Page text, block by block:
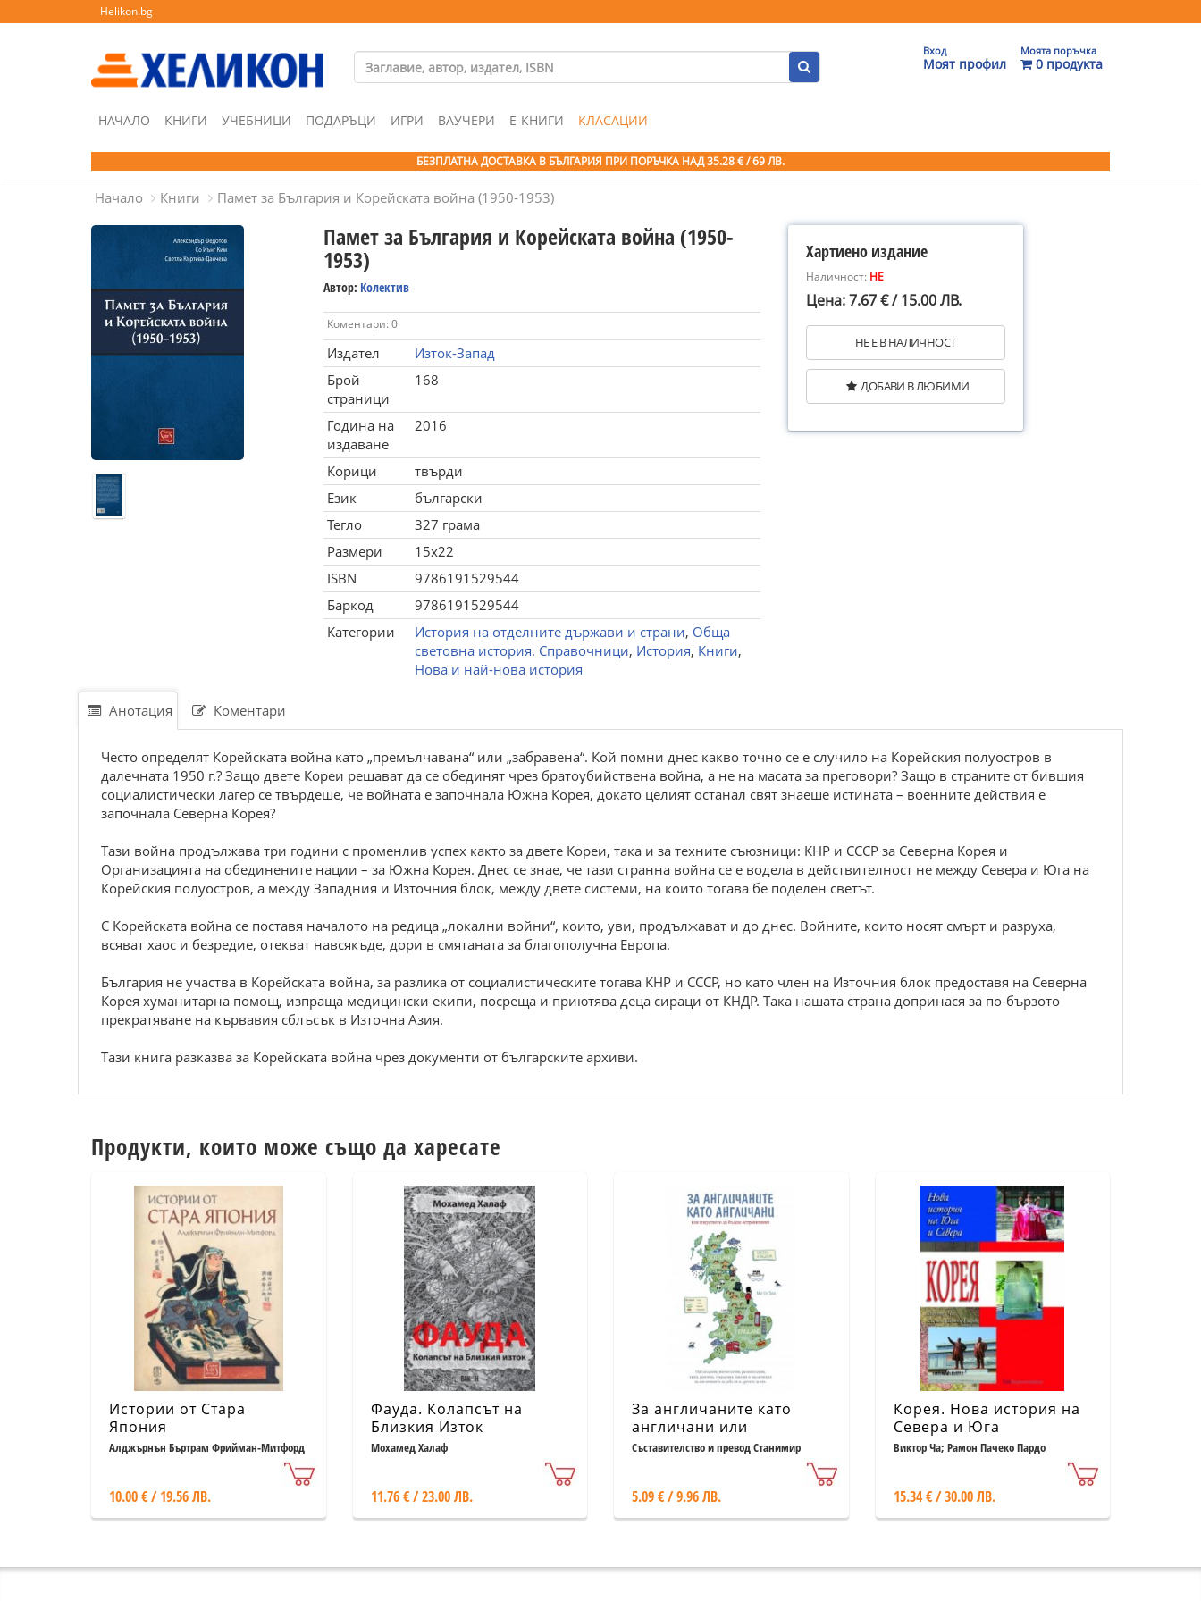
Helikon.bg
Вход
Моят профил
Моята поръчка
0 продукта
НАЧАЛО КНИГИ УЧЕБНИЦИ ПОДАРЪЦИ ИГРИ ВАУЧЕРИ Е-КНИГИ КЛАСАЦИИ
БЕЗПЛАТНА ДОСТАВКА В БЪЛГАРИЯ ПРИ ПОРЪЧКА НАД 35.28 € / 69 ЛВ.
Начало Книги Памет за България и Корейската война (1950-1953)
Памет за България и Корейската война (1950-
1953)
Автор: Колектив
Коментари: 0
Издател
Изток-Запад
Брой
страници
168
Година на
издаване
2016
Корици
твърди
Език
български
Тегло
327 грама
Размери
15x22
ISBN
9786191529544
Баркод
9786191529544
Категории
История на отделните държави и страни, Обща
световна история. Справочници, История, Книги,
Нова и най-нова история
Хартиено издание
Наличност: НЕ
Цена: 7.67 € / 15.00 ЛВ.
НЕ Е В НАЛИЧНОСТ
ДОБАВИ В ЛЮБИМИ
Анотация Коментари
Често определят Корейската война като „премълчавана“ или „забравена“. Кой помни днес какво точно се е случило на Корейския полуостров в
далечната 1950 г.? Защо двете Кореи решават да се обединят чрез братоубийствена война, а не на масата за преговори? Защо в страните от бившия
социалистически лагер се твърдеше, че войната е започнала Южна Корея, докато целият останал свят знаеше истината – военните действия е
започнала Северна Корея?
Тази война продължава три години с променлив успех както за двете Кореи, така и за техните съюзници: КНР и СССР за Северна Корея и
Организацията на обединените нации – за Южна Корея. Днес се знае, че тази странна война се е водела в действителност не между Севера и Юга на
Корейския полуостров, а между Западния и Източния блок, между двете системи, на които тогава бе поделен светът.
С Корейската война се поставя началото на редица „локални войни“, които, уви, продължават и до днес. Войните, които носят смърт и разруха,
всяват хаос и безредие, отекват навсякъде, дори в смятаната за благополучна Европа.
България не участва в Корейската война, за разлика от социалистическите тогава КНР и СССР, но като член на Източния блок предоставя на Северна
Корея хуманитарна помощ, изпраща медицински екипи, посреща и приютява деца сираци от КНДР. Така нашата страна допринася за по-бързото
прекратяване на кървавия сблъсък в Източна Азия.
Тази книга разказва за Корейската война чрез документи от българските архиви.
Продукти, които може също да харесате
Истории от Стара
Япония
Алджърнън Бъртрам Фрийман-Митфорд
10.00 € / 19.56 ЛВ.
Фауда. Колапсът на
Близкия Изток
Мохамед Халаф
11.76 € / 23.00 ЛВ.
За англичаните като
англичани или
изкуството да бъдеш
Съставителство и превод Станимир
5.09 € / 9.96 ЛВ.
Корея. Нова история на
Севера и Юга
Виктор Ча; Рамон Пачеко Пардо
15.34 € / 30.00 ЛВ.